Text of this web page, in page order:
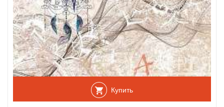
Купить